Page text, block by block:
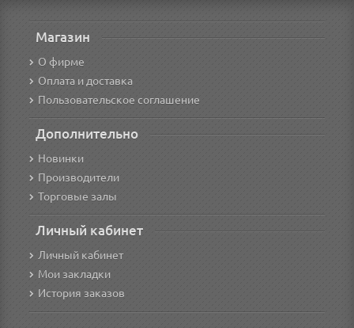
Магазин
О фирме
Оплата и доставка
Пользовательское соглашение
Дополнительно
Новинки
Производители
Торговые залы
Личный кабинет
Личный кабинет
Мои закладки
История заказов